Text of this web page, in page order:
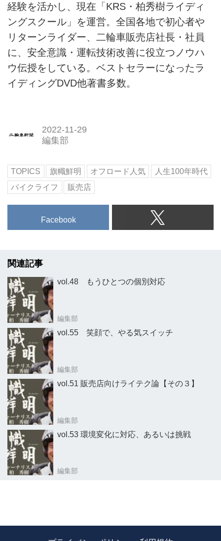
経験を活かし、現在「KRS・柏秀樹ライディ
ングスクール」を運営。全国各地で初心者や
リターンライダー、二輪車販売店社長・社員
に、安全意識・運転技術改善に役立つノウハ
ウ伝授をしている。ベストセラーになったラ
イディングDVD他著書多数。
2022-11-29
編集部
TOPICS 旗幟鮮明 オフロード人気
人生100年時代
バイクライフ
販売店
Facebook
関連記事
vol.48 もうひとつの個別対応
編集部
vol.55 笑顔で、やる気スイッチ
編集部
vol.51 販売店向けライテク論【その３】
編集部
vol.53 環境変化に対応、あるいは挑戦
編集部